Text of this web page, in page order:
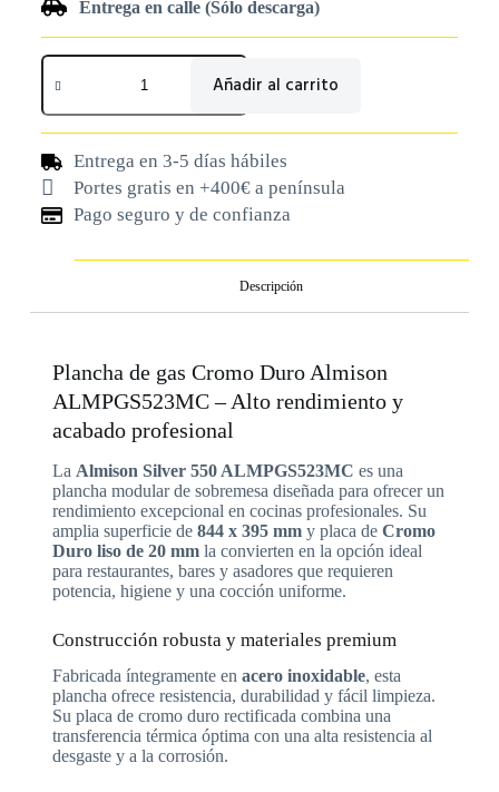
Entrega en calle (Sólo descarga)
Añadir al carrito
Entrega en 3-5 días hábiles
Portes gratis en +400€ a península
Pago seguro y de confianza
Descripción
Plancha de gas Cromo Duro Almison
ALMPGS523MC – Alto rendimiento y
acabado profesional
La Almison Silver 550 ALMPGS523MC es una
plancha modular de sobremesa diseñada para ofrecer un
rendimiento excepcional en cocinas profesionales. Su
amplia superficie de 844 x 395 mmy placa de Cromo
Duro liso de 20 mmla convierten en la opción ideal
para restaurantes, bares y asadores que requieren
potencia, higiene y una cocción uniforme.
Construcción robusta y materiales premium
Fabricada íntegramente en acero inoxidable, esta
plancha ofrece resistencia, durabilidad y fácil limpieza.
Su placa de cromo duro rectificada combina una
transferencia térmica óptima con una alta resistencia al
desgaste y a la corrosión.